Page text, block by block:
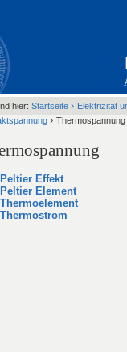
hier: Startseite › Elektrizität
› Thermospannung
Peltier Effekt
Peltier Element
Thermoelement
Thermostrom